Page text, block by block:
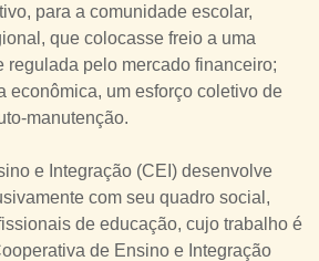
para a comunidade escolar,
que colocasse freio a uma
regulada pelo mercado financeiro;
econômica, um esforço coletivo de
manutenção.
e Integração (CEI) desenvolve
com seu quadro social,
de educação, cujo trabalho é
de Ensino e Integração